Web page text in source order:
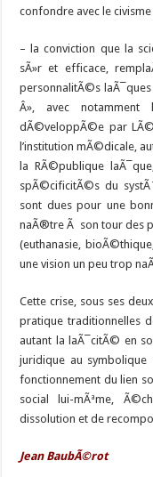
confondre avec le civisme
– la conviction que la
sÃ»r et efficace,
personnalitÃ©s
Â», avec
dÃ©veloppÃ©e par
l’institution mÃ©dicale,
la RÃ©publique
spÃ©cificitÃ©s du
sont dues pour une
naÃ®tre Ã son tour des
(euthanasie,
une vision un peu trop
Cette crise, sous ses
pratique traditionnelles
autant la laÃ¯citÃ© en
juridique au
fonctionnement du lien
social lui-mÃªme,
dissolution et de
Jean BaubÃ©rot